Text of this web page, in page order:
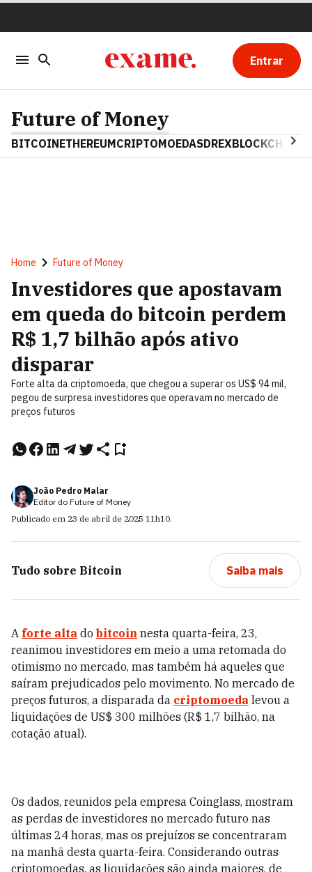
Entrar
Future of Money
BITCOINETHEREUMCRIPTOMOEDASDREXBLOCKCHAIN
Home Future of Money
Investidores que apostavam
em queda do bitcoin perdem
R$ 1,7 bilhão após ativo
disparar
Forte alta da criptomoeda, que chegou a superar os US$ 94 mil,
pegou de surpresa investidores que operavam no mercado de
preços futuros
João Pedro Malar
Editor do Future of Money
Publicado em 23 de abril de 2025 11h10.
Tudo sobre Bitcoin Saiba mais
A forte alta do bitcoin nesta quarta-feira, 23,
reanimou investidores em meio a uma retomada do
otimismo no mercado, mas também há aqueles que
saíram prejudicados pelo movimento. No mercado de
preços futuros, a disparada da criptomoeda levou a
liquidações de US$ 300 milhões (R$ 1,7 bilhão, na
cotação atual).
Os dados, reunidos pela empresa Coinglass, mostram
as perdas de investidores no mercado futuro nas
últimas 24 horas, mas os prejuízos se concentraram
na manhã desta quarta-feira. Considerando outras
criptomoedas, as liquidações são ainda maiores, de